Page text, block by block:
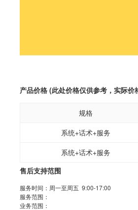
产品价格 (此处价格仅供参考，实际价
规格
系统+话术+服务
系统+话术+服务
售后支持范围
服务时间：周一至周五 9:00-17:00
服务范围：
业务范围：